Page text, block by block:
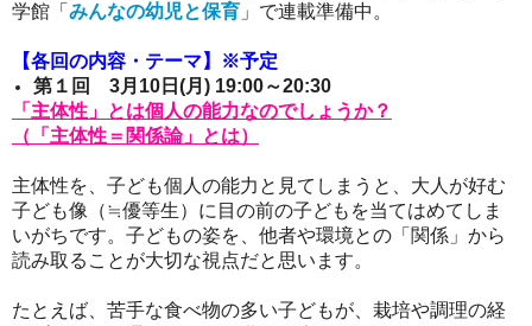
学館「 みんなの幼児と保育 」で連載準備中。
【各回の内容・テーマ】※予定
第１回 3月10日(月) 19:00～20:30
「主体性」とは個人の能力なのでしょうか？
（「主体性＝関係論」とは）
主体性を、子ども個人の能力と見てしまうと、大人が好む
子ども像（≒優等生）に目の前の子どもを当てはめてしま
いがちです。 子どもの姿を、他者や環境との「関係」から
読み取ることが大切な視点だと思います。
たとえば、苦手な食べ物の多い子どもが、栽培や調理の経